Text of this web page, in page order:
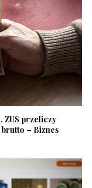
ZUS przeliczy
brutto – Biznes